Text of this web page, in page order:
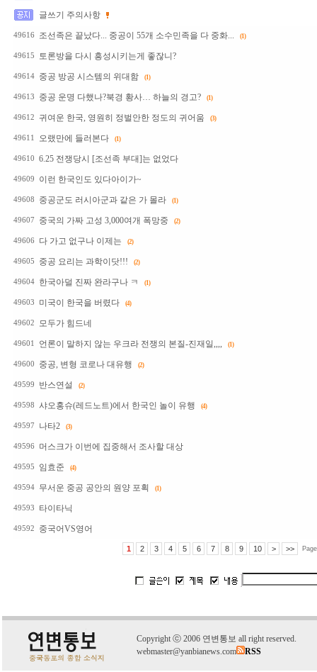
글쓰기 주의사항
49616 조선족은 끝났다... 중공이 55개 소수민족을 다 중화... (1)
49615 토론방을 다시 흥성시키는게 좋잖니?
49614 중공 방공 시스템의 위대함 (1)
49613 중공 운명 다했나?북경 황사… 하늘의 경고? (1)
49612 귀여운 한국, 영원히 정벌안한 정도의 귀어움 (3)
49611 오랬만에 들러본다 (1)
49610 6.25 전쟁당시 [조선족 부대]는 없었다
49609 이런 한국인도 있다아이가~
49608 중공군도 러시아군과 같은 가 몰라 (1)
49607 중국의 가짜 고성 3,000여개 폭망중 (2)
49606 다 가고 없구나 이제는 (2)
49605 중공 요리는 과학이닷!!! (2)
49604 한국아덜 진짜 완라구나 ㅋ (1)
49603 미국이 한국을 버렸다 (4)
49602 모두가 힘드네
49601 언론이 말하지 않는 우크라 전쟁의 본질-진재일,,,, (1)
49600 중공, 변형 코로나 대유행 (2)
49599 반스연설 (2)
49598 샤오홍슈(레드노트)에서 한국인 놀이 유행 (4)
49597 나타2 (3)
49596 머스크가 이번에 집중해서 조사할 대상
49595 임효준 (4)
49594 무서운 중공 공안의 원양 포획 (1)
49593 타이타닉
49592 중국어VS영어
1 2 3 4 5 6 7 8 9 10 > >>
Copyright ⓒ 2006 연변통보 all right reserved.
webmaster@yanbianews.com
RSS